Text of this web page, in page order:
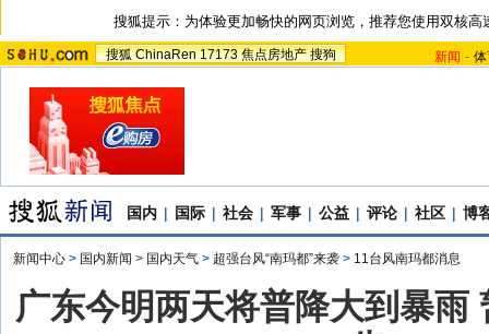
搜狐提示：为体验更加畅快的网页浏览，推荐您使用双核高
搜狐 ChinaRen 17173 焦点房地产 搜狗 新闻 -
国内 | 国际 | 社会 | 军事 | 公益 | 评论 | 社区 | 博
新闻中心 > 国内新闻 > 国内天气 > 超强台风“南玛都”来袭 > 11台风南玛都消息
广东今明两天将普降大到暴雨